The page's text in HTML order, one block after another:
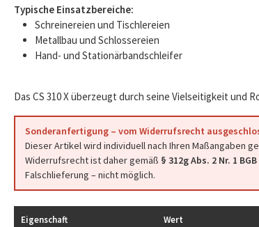
Typische Einsatzbereiche:
Schreinereien und Tischlereien
Metallbau und Schlossereien
Hand- und Stationärbandschleifer
Das CS 310 X überzeugt durch seine Vielseitigkeit und
Sonderanfertigung – vom Widerrufsrecht
Dieser Artikel wird individuell nach Ihren Maßangaben
Widerrufsrecht ist daher gemäß § 312g Abs. 2 Nr. 1 BGB
Falschlieferung – nicht möglich.
Eigenschaft Wert